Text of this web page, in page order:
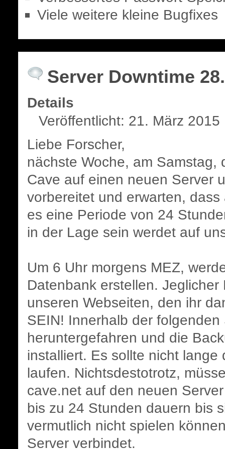
Viele weitere kleine Bugfixes
Server Downtime
Details
Veröffentlicht: 21. März 2015
Liebe Forscher,
nächste Woche, am
Cave auf einen neuen Server
vorbereitet und erwarten,
es eine Periode von 24
in der Lage sein werdet auf
Um 6 Uhr morgens MEZ,
Datenbank erstellen.
unseren Webseiten, den ihr
SEIN! Innerhalb der
heruntergefahren und die
installiert. Es sollte nicht
laufen. Nichtsdestotrotz,
cave.net auf den neuen
bis zu 24 Stunden dauern bis
vermutlich nicht spielen
Server verbindet.